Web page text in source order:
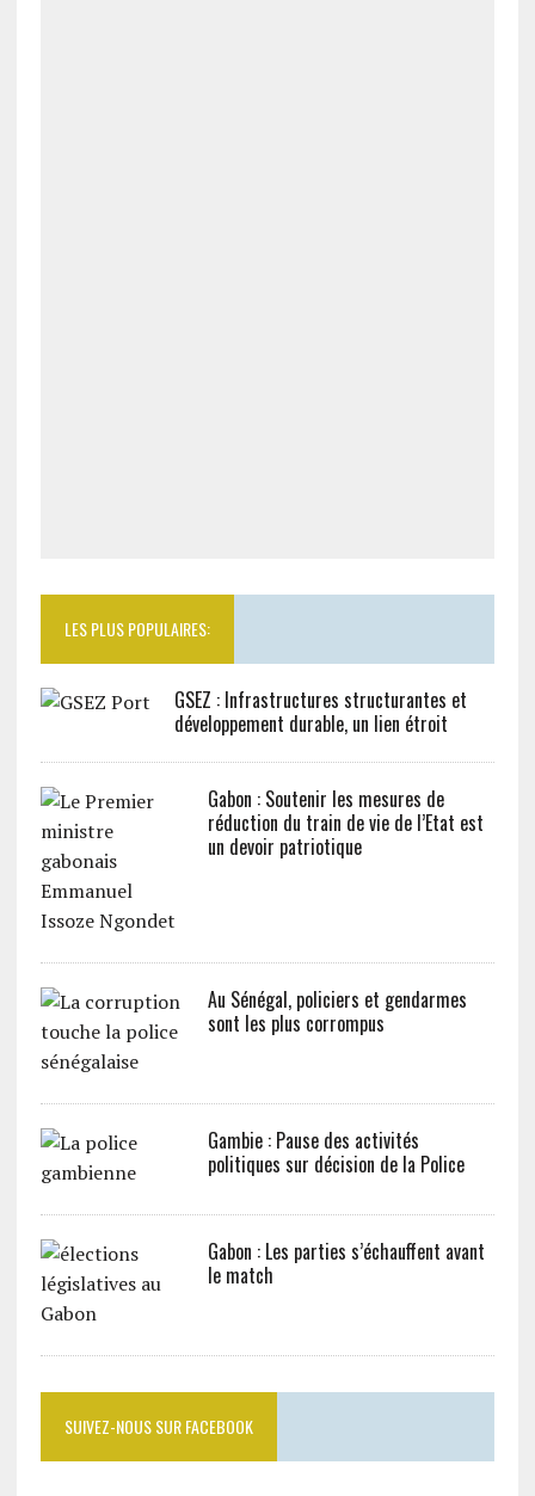
LES PLUS POPULAIRES:
GSEZ : Infrastructures structurantes et
développement durable, un lien étroit
Gabon : Soutenir les mesures de
réduction du train de vie de l’Etat est
un devoir patriotique
Au Sénégal, policiers et gendarmes
sont les plus corrompus
Gambie : Pause des activités
politiques sur décision de la Police
Gabon : Les parties s’échauffent avant
le match
SUIVEZ-NOUS SUR FACEBOOK